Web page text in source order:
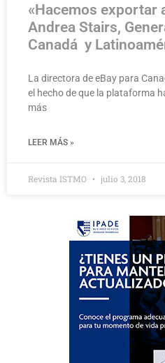
«Hacemos exportar
Andrea Stairs,
Canadá y
La directora de eBay para
el hecho de que la plataforma
más
LEER MÁS »
Revista ISTMO julio 3, 2018